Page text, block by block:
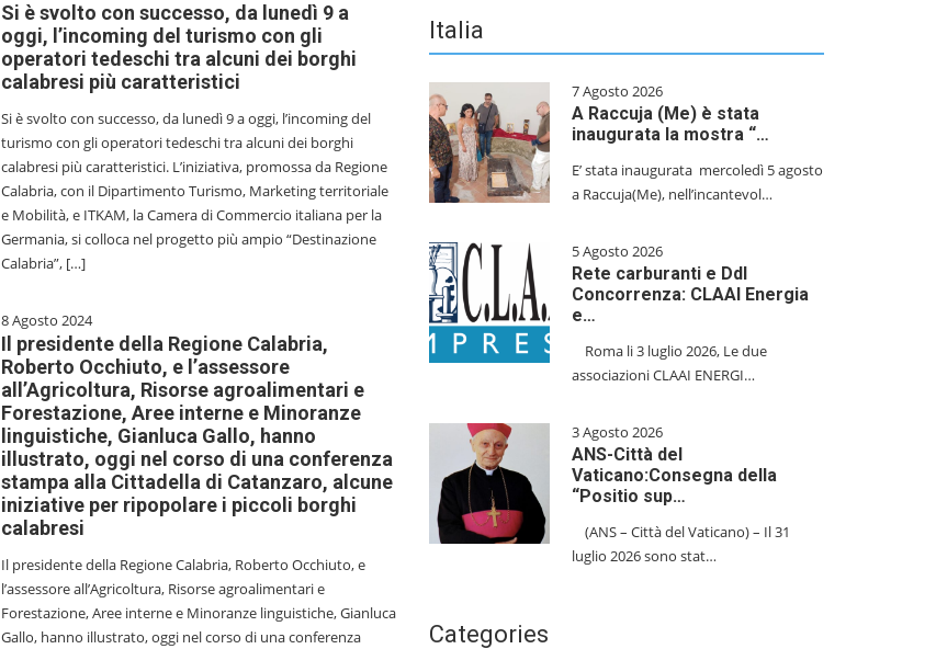
Si è svolto con successo, da lunedì 9 a
oggi, l’incoming del turismo con gli
operatori tedeschi tra alcuni dei borghi
calabresi più caratteristici
Si è svolto con successo, da lunedì 9 a oggi, l’incoming del
turismo con gli operatori tedeschi tra alcuni dei borghi
calabresi più caratteristici. L’iniziativa, promossa da Regione
Calabria, con il Dipartimento Turismo, Marketing territoriale
e Mobilità, e ITKAM, la Camera di Commercio italiana per la
Germania, si colloca nel progetto più ampio “Destinazione
Calabria”, […]
8 Agosto 2024
Il presidente della Regione Calabria,
Roberto Occhiuto, e l’assessore
all’Agricoltura, Risorse agroalimentari e
Forestazione, Aree interne e Minoranze
linguistiche, Gianluca Gallo, hanno
illustrato, oggi nel corso di una conferenza
stampa alla Cittadella di Catanzaro, alcune
iniziative per ripopolare i piccoli borghi
calabresi
Il presidente della Regione Calabria, Roberto Occhiuto, e
l’assessore all’Agricoltura, Risorse agroalimentari e
Forestazione, Aree interne e Minoranze linguistiche, Gianluca
Gallo, hanno illustrato, oggi nel corso di una conferenza
Italia
7 Agosto 2026
A Raccuja (Me) è stata
inaugurata la mostra “…
E’ stata inaugurata mercoledì 5 agosto
a Raccuja(Me), nell’incantevol…
5 Agosto 2026
Rete carburanti e Ddl
Concorrenza: CLAAI Energia
e…
​Roma li 3 luglio 2026, Le due
associazioni CLAAI ENERGI…
3 Agosto 2026
ANS-Città del
Vaticano:Consegna della
“Positio sup…
(ANS – Città del Vaticano) – Il 31
luglio 2026 sono stat…
Categories